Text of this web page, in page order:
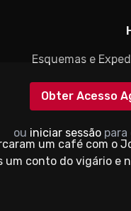
Esquemas e
Obter Acesso
ou iniciar sessãopara
um café com o
conto do vigário e